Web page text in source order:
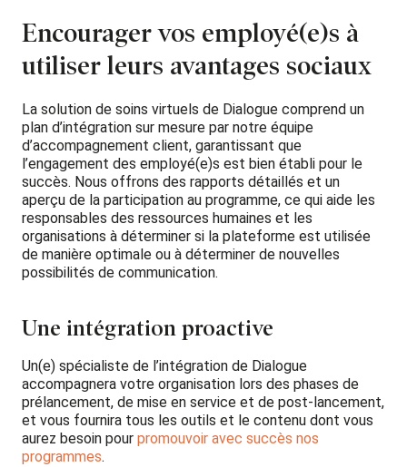
Encourager vos employé(e)s à
utiliser leurs avantages sociaux
La solution de soins virtuels de Dialogue comprend un
plan d’intégration sur mesure par notre équipe
d’accompagnement client, garantissant que
l’engagement des employé(e)s est bien établi pour le
succès. Nous offrons des rapports détaillés et un
aperçu de la participation au programme, ce qui aide les
responsables des ressources humaines et les
organisations à déterminer si la plateforme est utilisée
de manière optimale ou à déterminer de nouvelles
possibilités de communication.
Une intégration proactive
Un(e) spécialiste de l’intégration de Dialogue
accompagnera votre organisation lors des phases de
prélancement, de mise en service et de post-lancement,
et vous fournira tous les outils et le contenu dont vous
aurez besoin pour promouvoir avec succès nos
programmes.